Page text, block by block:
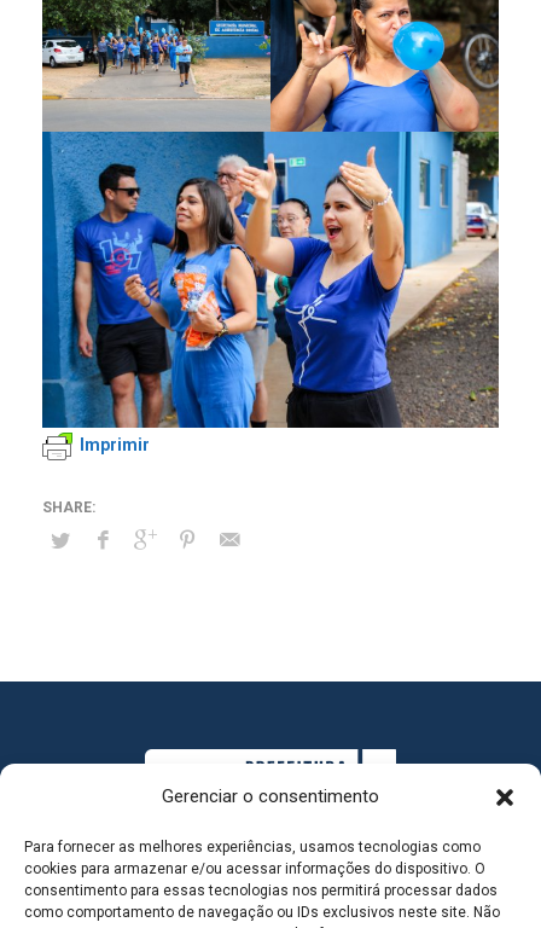
Gerenciar o consentimento
Para fornecer as melhores experiências, usamos tecnologias como
cookies para armazenar e/ou acessar informações do dispositivo. O
consentimento para essas tecnologias nos permitirá processar dados
como comportamento de navegação ou IDs exclusivos neste site. Não
Imprimir